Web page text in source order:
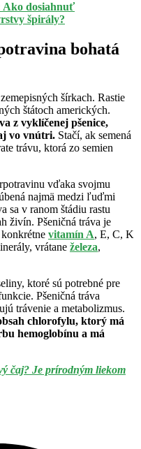
Ako dosiahnuť
špirály?
bohatá
šírkach. Rastie
štátoch amerických.
z vyklíčenej pšenice,
vo vnútri. Stačí, ak semená
trávu, ktorá zo semien
vďaka svojmu
najmä medzi ľuďmi
sa v ranom štádiu rastu
živín. Pšeničná tráva je
vitamín A, E, C, K
vrátane železa,
ktoré sú potrebné pre
Pšeničná tráva
trávenie a metabolizmus.
chlorofylu, ktorý má
hemoglobínu a má
čaj? Je prírodným liekom